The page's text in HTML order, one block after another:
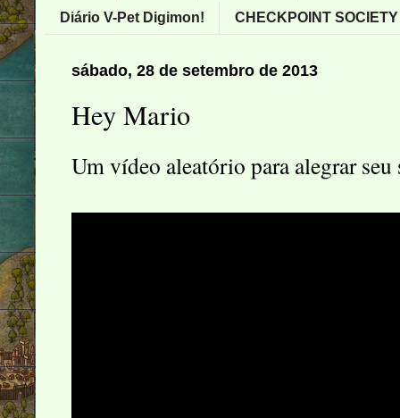
Diário V-Pet Digimon! CHECKPOINT SOCIETY
sábado, 28 de setembro de 2013
Hey Mario
Um vídeo aleatório para alegrar seu